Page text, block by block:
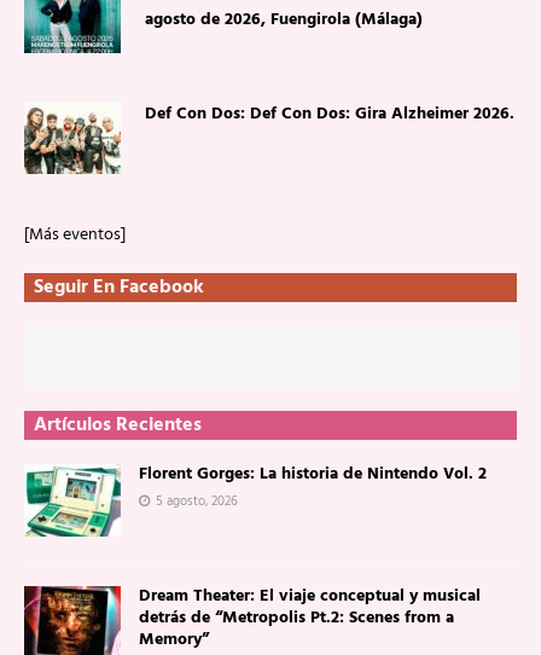
agosto de 2026, Fuengirola (Málaga)
Def Con Dos: Def Con Dos: Gira Alzheimer 2026.
[Más eventos]
Seguir En Facebook
Artículos Recientes
Florent Gorges: La historia de Nintendo Vol. 2
5 agosto, 2026
Dream Theater: El viaje conceptual y musical
detrás de “Metropolis Pt.2: Scenes from a
Memory”